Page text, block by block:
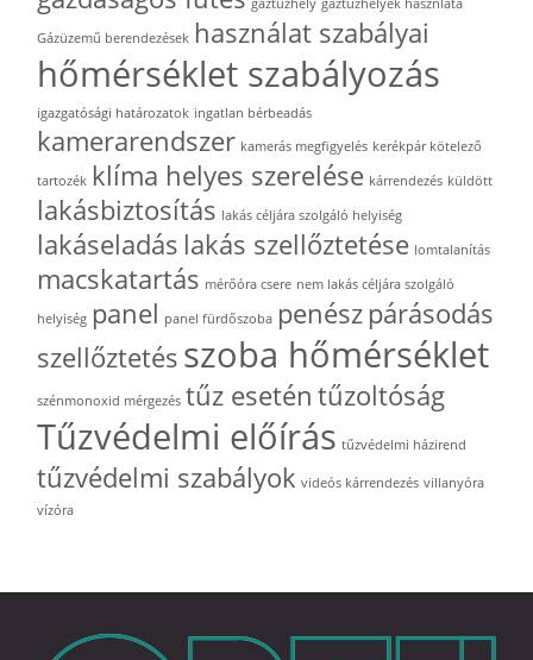
Gázüzemű berendezések használat szabályai
hőmérséklet szabályozás
igazgatósági határozatok ingatlan bérbeadás
kamerarendszer kamerás megfigyelés kerékpár kötelező
tartozék klíma helyes szerelése kárrendezés küldött
lakásbiztosítás lakás céljára szolgáló helyiség
lakáseladás lakás szellőztetése lomtalanítás
macskatartás mérőóra csere nem lakás céljára szolgáló
helyiség panel panel fürdőszoba penész párásodás
szellőztetés szoba hőmérséklet
szénmonoxid mérgezés tűz esetén tűzoltóság
Tűzvédelmi előírás tűzvédelmi házirend
tűzvédelmi szabályok videós kárrendezés villanyóra
vízóra